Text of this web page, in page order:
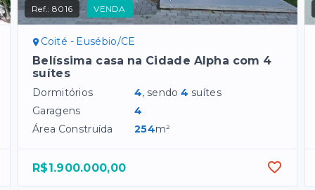
Ref.:8016 VENDA
Coité - Eusébio/CE
Belíssima casa na Cidade Alpha com 4
suítes
Dormitórios 4, sendo4 suítes
Garagens
4
Área Construída
254m²
R$1.900.000,00